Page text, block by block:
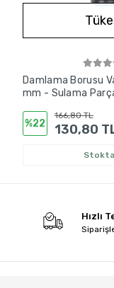
Damlama Borusu
mm - Sulama
%22
166,80 TL
130,80
Hızlı